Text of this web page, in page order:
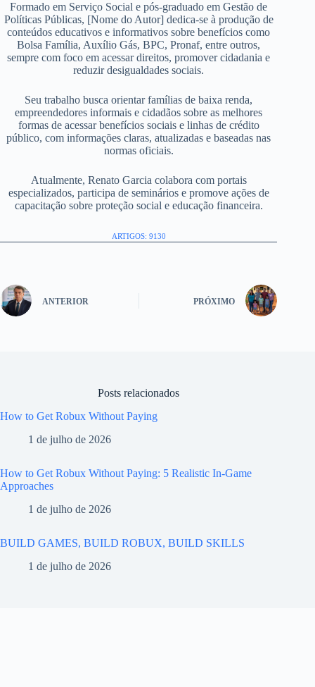
Formado em Serviço Social e pós-graduado em Gestão de
Políticas Públicas, [Nome do Autor] dedica-se à produção de
conteúdos educativos e informativos sobre benefícios como
Bolsa Família, Auxílio Gás, BPC, Pronaf, entre outros,
sempre com foco em acessar direitos, promover cidadania e
reduzir desigualdades sociais.
Seu trabalho busca orientar famílias de baixa renda,
empreendedores informais e cidadãos sobre as melhores
formas de acessar benefícios sociais e linhas de crédito
público, com informações claras, atualizadas e baseadas nas
normas oficiais.
Atualmente, Renato Garcia colabora com portais
especializados, participa de seminários e promove ações de
capacitação sobre proteção social e educação financeira.
ARTIGOS: 9130
ANTERIOR PRÓXIMO
Posts relacionados
How to Get Robux Without Paying
1 de julho de 2026
How to Get Robux Without Paying: 5 Realistic In-Game
Approaches
1 de julho de 2026
BUILD GAMES, BUILD ROBUX, BUILD SKILLS
1 de julho de 2026